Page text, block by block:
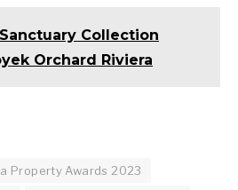
Collection
Orchard Riviera
Property Awards 2023